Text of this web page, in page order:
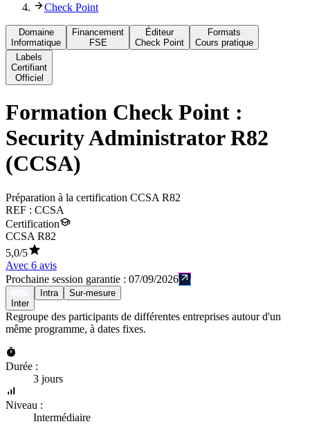
Check Point
Domaine
Informatique
Financement
FSE
Éditeur
Check Point
Formats
Cours pratique
Labels
Certifiant
Officiel
Formation Check Point :
Security Administrator R82
(CCSA)
Préparation à la certification CCSA R82
REF : CCSA
Certification
CCSA R82
5,0/5
Avec 6 avis
Prochaine session garantie : 07/09/2026
Inter
Intra Sur-mesure
Regroupe des participants de différentes entreprises autour d'un
même programme, à dates fixes.
Durée :
3 jours
Niveau :
Intermédiaire